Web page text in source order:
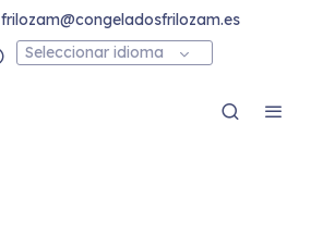
frilozam@congeladosfrilozam.es
Seleccionar idioma